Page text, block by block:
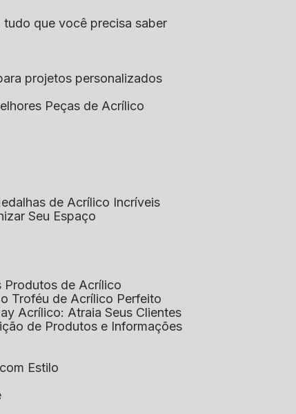
tudo que você precisa saber
projetos personalizados
Peças de Acrílico
de Acrílico Incríveis
Seu Espaço
Produtos de Acrílico
o Troféu de Acrílico Perfeito
Acrílico: Atraia Seus Clientes
de Produtos e Informações
Estilo